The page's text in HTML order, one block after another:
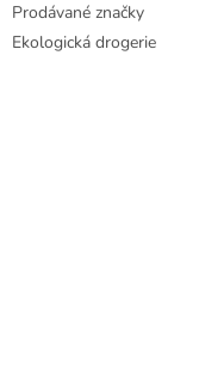
Prodávané značky
Ekologická drogerie